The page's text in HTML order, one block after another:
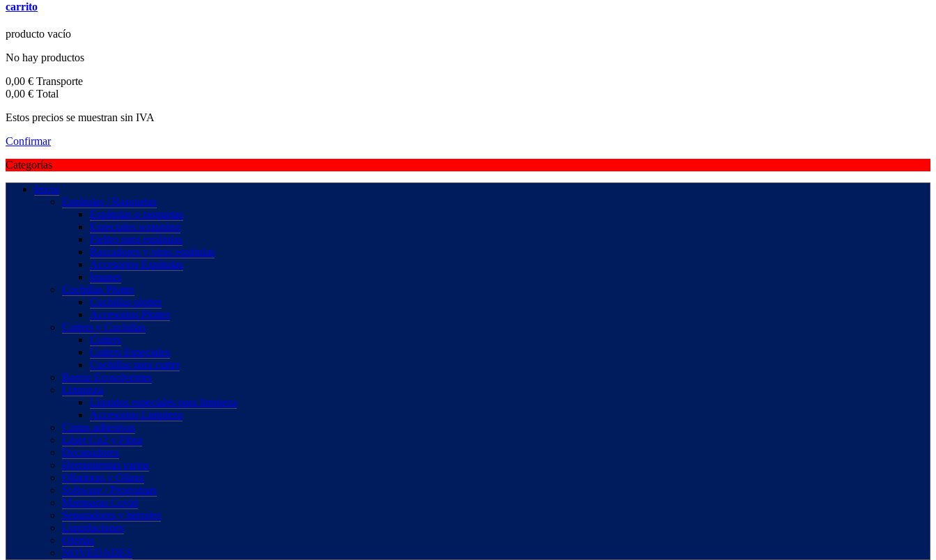
carrito
producto vacío
No hay productos
0,00 € Transporte
0,00 € Total
Estos precios se muestran sin IVA
Confirmar
Categorías
Inicio
Espátulas / Rasquetas
Espátulas o rasquetas
Especiales wrapping
Fieltro para espátulas
Rascadores y otras espátulas
Accesorios Espátulas
Imanes
Cuchillas Plotter
Cuchillas plotter
Accesorios Plotter
Cutters y Cuchillas
Cutters
Cutters Especiales
Cuchillas para cutter
Barniz Ecosolventes
Limpieza
Líquidos especiales para limpieza
Accesorios Limpieza
Cintas adhesivas
Láser Co2 y Fibra
Decapadores
Herramientas varias
Olladoras y Ollaos
Software / Programas
Mamparas Covid
Separadores y herrajes
Liquidaciones
Ofertas
NOVEDADES